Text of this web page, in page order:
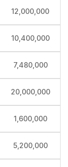
12,000,000
10,400,000
7,480,000
20,000,000
1,600,000
5,200,000